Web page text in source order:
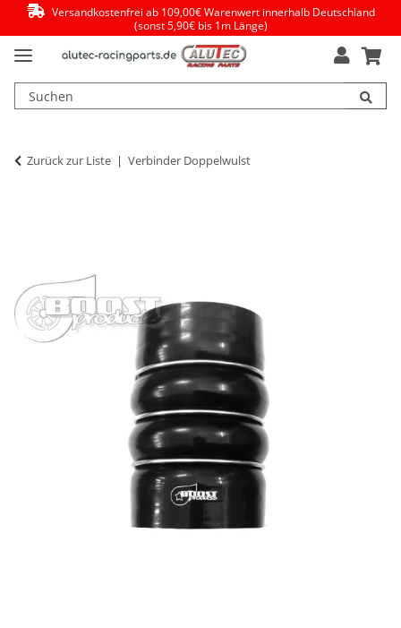
Versandkostenfrei ab 109,00€ Warenwert innerhalb Deutschland
(sonst 5,90€ bis 1m Länge)
Zurück zur Liste Verbinder Doppelwulst